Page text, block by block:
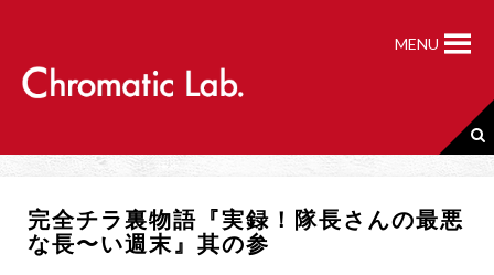
MENU
完全チラ裏物語『実録！隊長さんの最悪
な長〜い週末』其の参